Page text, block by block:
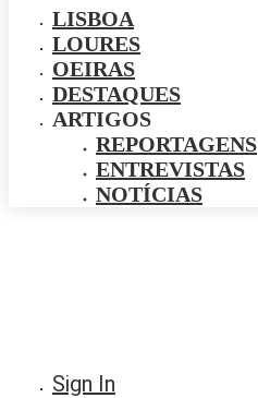
LISBOA
LOURES
OEIRAS
DESTAQUES
ARTIGOS
REPORTAGENS
ENTREVISTAS
NOTÍCIAS
Sign In